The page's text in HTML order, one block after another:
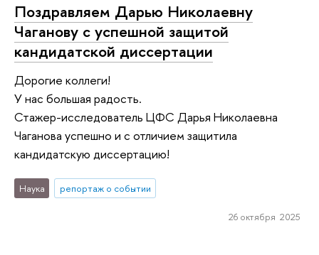
Поздравляем Дарью Николаевну
Чаганову с успешной защитой
кандидатской диссертации
Дорогие коллеги!
У нас большая радость.
Стажер-исследователь ЦФС Дарья Николаевна
Чаганова успешно и с отличием защитила
кандидатскую диссертацию!
Наука репортаж о событии
26 октября 2025